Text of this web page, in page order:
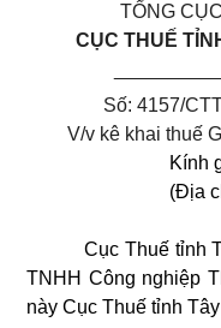
TỔNG
CỤC THUẾ
Số: 4157/CT
V/v kê khai thuế
Kính
(Địa
Cục Thuế tỉnh
TNHH Công nghiệp
này Cục Thuế tỉnh